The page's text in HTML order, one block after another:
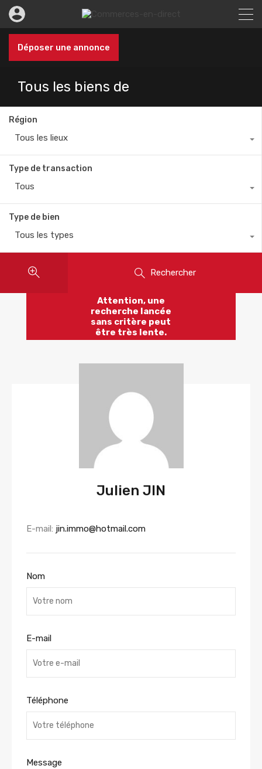
Déposer une annonce
Tous les biens de
Région
Tous les lieux
Type de transaction
Tous
Type de bien
Tous les types
Rechercher
Attention, une
recherche lancée
sans critère peut
être très lente.
Julien JIN
E-mail: jin.immo@hotmail.com
Nom
E-mail
Téléphone
Message